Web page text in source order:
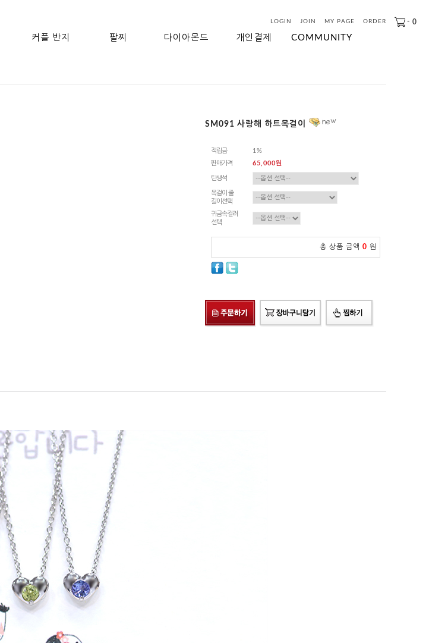
LOGIN JOIN MY PAGE ORDER - 0
커플 반지 팔찌 다이아몬드 개인결제 COMMUNITY
SM091 사랑해 하트목걸이
적립금
1%
판매가격
65,000원
탄생석
목걸이 줄
길이선택
귀금속컬러
선택
총 상품 금액 0 원